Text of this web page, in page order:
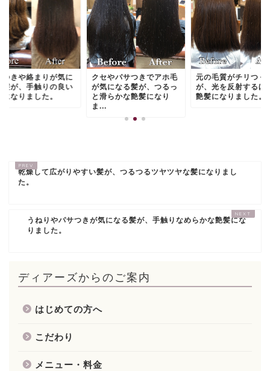
つきや絡まりが気に
髪が、手触りの良い
になりました。
クセやパサつきでアホ毛
が気になる髪が、つるっ
と滑らかな艶髪になり
ま...
元の毛質がチリつく
が、光を反射するほ
艶髪になりました。
乾燥して広がりやすい髪が、つるつるツヤツヤな髪になりまし
た。
うねりやパサつきが気になる髪が、手触りなめらかな艶髪にな
りました。
ディアーズからのご案内
はじめての方へ
こだわり
メニュー・料金